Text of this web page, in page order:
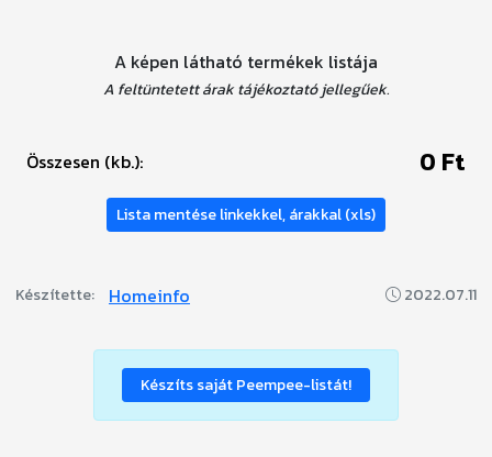
A képen látható termékek listája
A feltüntetett árak tájékoztató jellegűek.
Összesen (kb.): 0 Ft
Lista mentése linkekkel, árakkal (xls)
Készítette: Homeinfo 2022.07.11
Készíts saját Peempee-listát!